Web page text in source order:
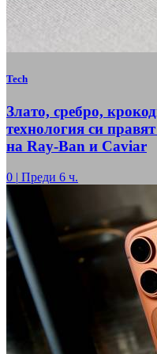
Tech
Злато, сребро,
технология си
на Ray-Ban и Caviar
0 | Преди 6 ч.